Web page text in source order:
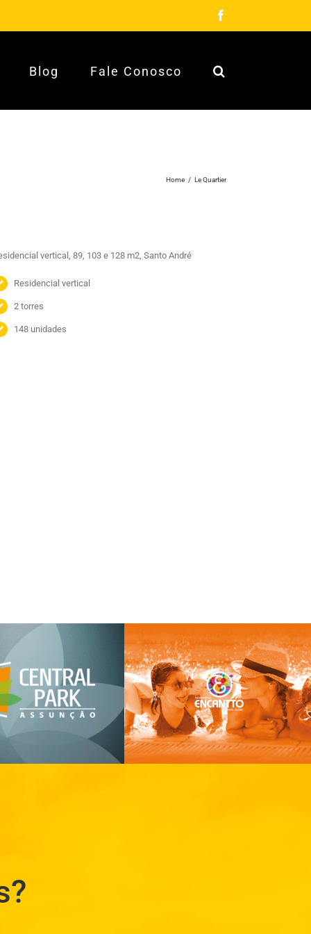
Blog Fale Conosco
Home / Le Quartier
vertical, 89, 103 e 128 m2, Santo André
Residencial vertical
2 torres
148 unidades
Encantto
Residencial